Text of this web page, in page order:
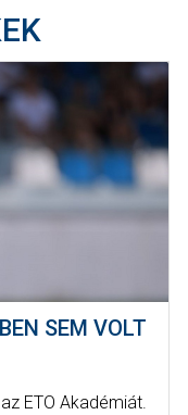
SEM VOLT
ETO Akadémiát.